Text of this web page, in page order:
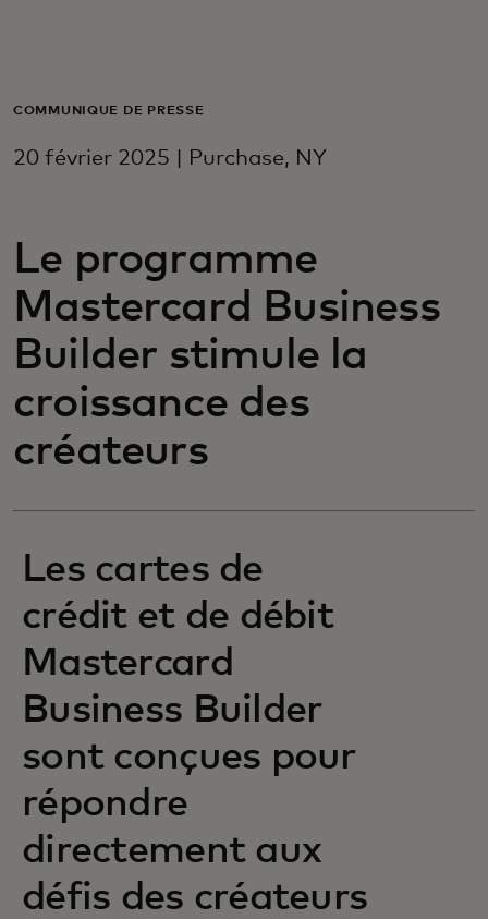
Pour les professionnels
Pour les innovateurs
Actualités et tendances
COMMUNIQUÉ DE PRESSE
20 février 2025 | Purchase, NY
Le programme
Mastercard Business
Builder stimule la
croissance des
créateurs
Les cartes de
crédit et de débit
Mastercard
Business Builder
sont conçues pour
répondre
directement aux
défis des créateurs